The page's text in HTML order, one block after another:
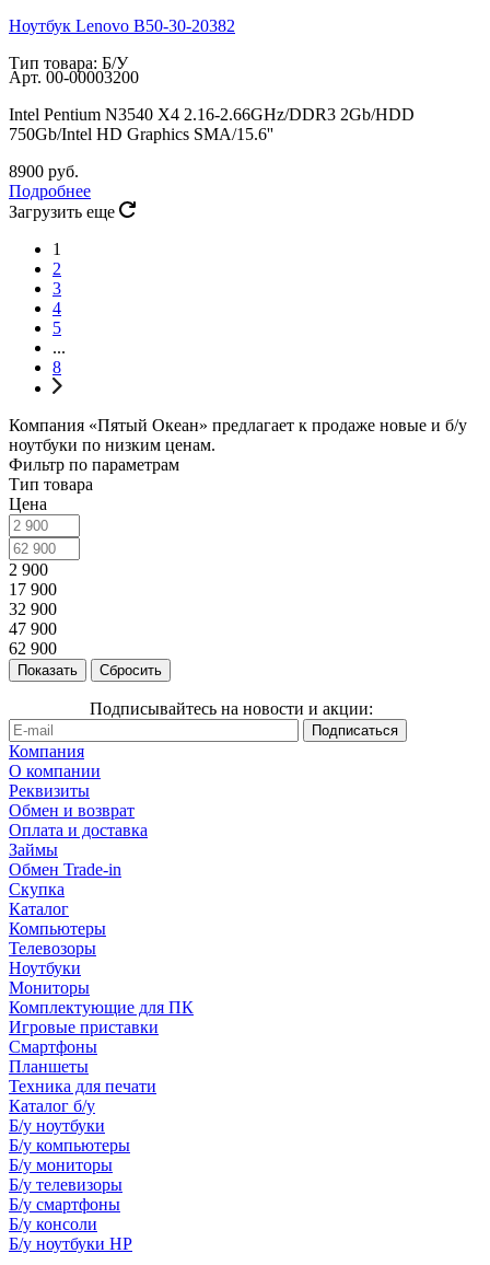
Ноутбук Lenovo B50-30-20382
Тип товара: Б/У
Арт. 00-00003200
Intel Pentium N3540 X4 2.16-2.66GHz/DDR3 2Gb/HDD
750Gb/Intel HD Graphics SMA/15.6''
8900 руб.
Подробнее
Загрузить еще
1
2
3
4
5
...
8
Компания «Пятый Океан» предлагает к продаже новые и б/у
ноутбуки по низким ценам.
Фильтр по параметрам
Тип товара
Цена
2 900
17 900
32 900
47 900
62 900
Сбросить
Подписывайтесь на новости и акции:
Компания
О компании
Реквизиты
Обмен и возврат
Оплата и доставка
Займы
Обмен Trade-in
Скупка
Каталог
Компьютеры
Телевозоры
Ноутбуки
Мониторы
Комплектующие для ПК
Игровые приставки
Смартфоны
Планшеты
Техника для печати
Каталог б/у
Б/у ноутбуки
Б/у компьютеры
Б/у мониторы
Б/у телевизоры
Б/у смартфоны
Б/у консоли
Б/у ноутбуки HP